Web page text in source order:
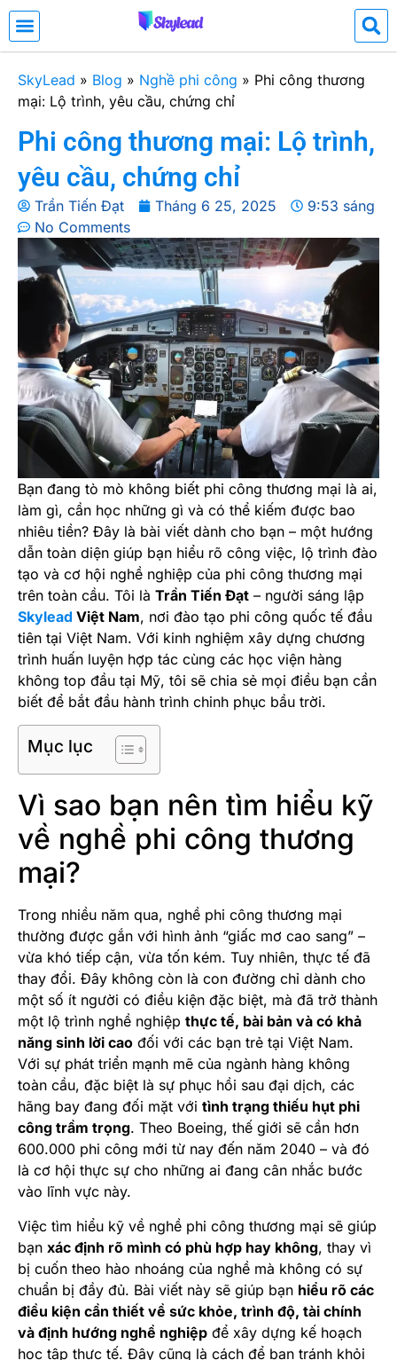
SkyLead » Blog » Nghề phi công » Phi công thương
mại: Lộ trình, yêu cầu, chứng chỉ
Phi công thương mại: Lộ trình,
yêu cầu, chứng chỉ
Trần Tiến Đạt Tháng 6 25, 2025
9:53 sáng
No Comments
Bạn đang tò mò không biết phi công thương mại là ai,
làm gì, cần học những gì và có thể kiếm được bao
nhiêu tiền? Đây là bài viết dành cho bạn – một hướng
dẫn toàn diện giúp bạn hiểu rõ công việc, lộ trình đào
tạo và cơ hội nghề nghiệp của phi công thương mại
trên toàn cầu. Tôi là Trần Tiến Đạt – người sáng lập
Skylead Việt Nam, nơi đào tạo phi công quốc tế đầu
tiên tại Việt Nam. Với kinh nghiệm xây dựng chương
trình huấn luyện hợp tác cùng các học viện hàng
không top đầu tại Mỹ, tôi sẽ chia sẻ mọi điều bạn cần
biết để bắt đầu hành trình chinh phục bầu trời.
Mục lục
Vì sao bạn nên tìm hiểu kỹ
về nghề phi công thương
mại?
Trong nhiều năm qua, nghề phi công thương mại
thường được gắn với hình ảnh “giấc mơ cao sang” –
vừa khó tiếp cận, vừa tốn kém. Tuy nhiên, thực tế đã
thay đổi. Đây không còn là con đường chỉ dành cho
một số ít người có điều kiện đặc biệt, mà đã trở thành
một lộ trình nghề nghiệp thực tế, bài bản và có khả
năng sinh lời cao đối với các bạn trẻ tại Việt Nam.
Với sự phát triển mạnh mẽ của ngành hàng không
toàn cầu, đặc biệt là sự phục hồi sau đại dịch, các
hãng bay đang đối mặt với tình trạng thiếu hụt phi
công trầm trọng. Theo Boeing, thế giới sẽ cần hơn
600.000 phi công mới từ nay đến năm 2040 – và đó
là cơ hội thực sự cho những ai đang cân nhắc bước
vào lĩnh vực này.
Việc tìm hiểu kỹ về nghề phi công thương mại sẽ giúp
bạn xác định rõ mình có phù hợp hay không, thay vì
bị cuốn theo hào nhoáng của nghề mà không có sự
chuẩn bị đầy đủ. Bài viết này sẽ giúp bạn hiểu rõ các
điều kiện cần thiết về sức khỏe, trình độ, tài chính
và định hướng nghề nghiệp để xây dựng kế hoạch
học tập thực tế. Đây cũng là cách để bạn tránh khỏi